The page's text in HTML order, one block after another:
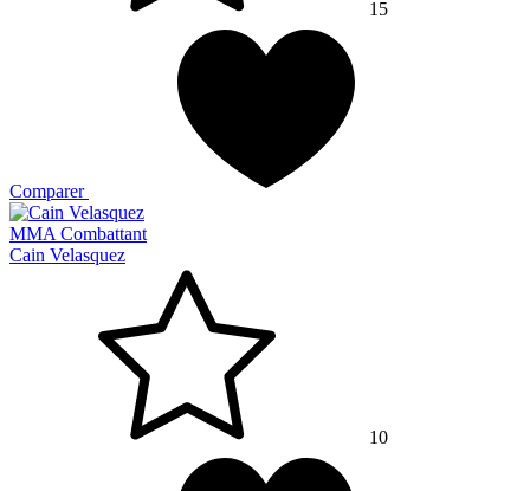
15
Comparer
MMA Combattant
Cain Velasquez
10